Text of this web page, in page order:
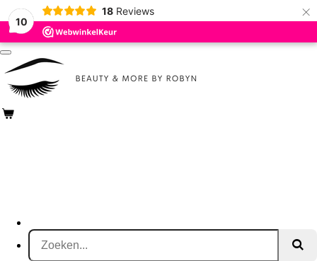
10
18 Reviews ×
Ga
direct
naar
de
hoofdinhoud